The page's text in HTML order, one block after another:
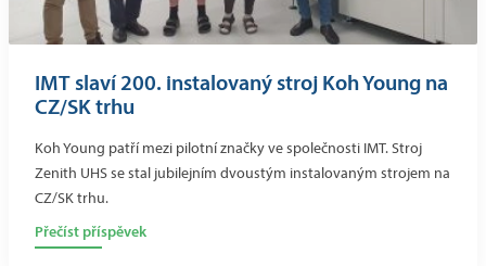
IMT slaví 200. instalovaný stroj Koh Young na
CZ/SK trhu
Koh Young patří mezi pilotní značky ve společnosti IMT. Stroj
Zenith UHS se stal jubilejním dvoustým instalovaným strojem na
CZ/SK trhu.
Přečíst příspěvek